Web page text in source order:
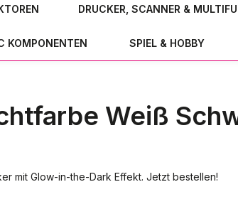
DRUCKER, SCANNER &
KOMPONENTEN SPIEL & HOBBY
Weiß
mit Glow-in-the-Dark Effekt. Jetzt bestellen!